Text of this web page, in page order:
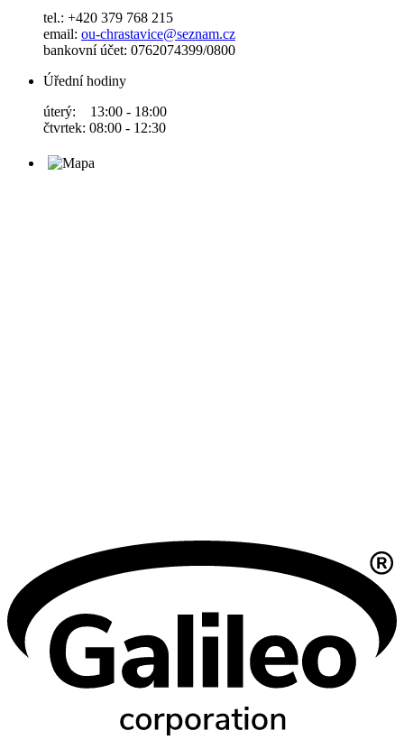
tel.: +420 379 768 215
email: ou-chrastavice@seznam.cz
bankovní účet: 0762074399/0800
Úřední hodiny
úterý: 13:00 - 18:00
čtvrtek: 08:00 - 12:30